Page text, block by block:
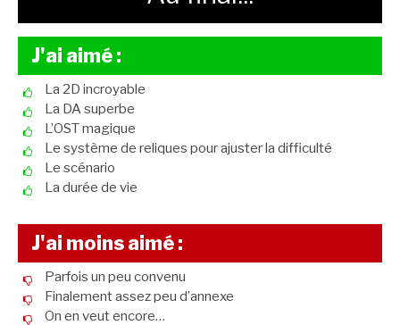
J'ai aimé :
La 2D incroyable
La DA superbe
L’OST magique
Le système de reliques pour ajuster la difficulté
Le scénario
La durée de vie
J'ai moins aimé :
Parfois un peu convenu
Finalement assez peu d’annexe
On en veut encore…